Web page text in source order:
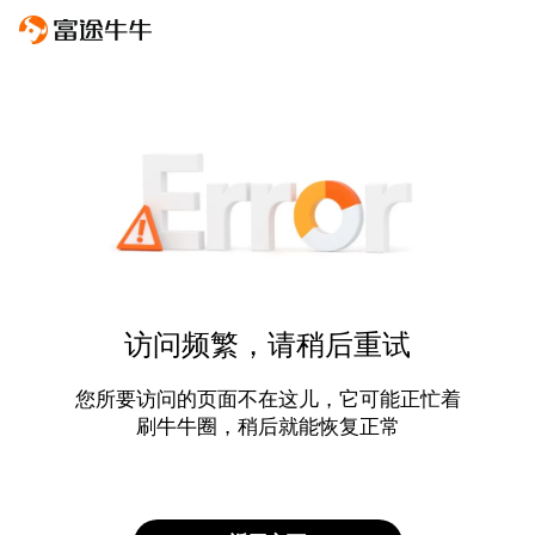
访问频繁，请稍后重试
您所要访问的页面不在这儿，它可能正忙着
刷牛牛圈，稍后就能恢复正常